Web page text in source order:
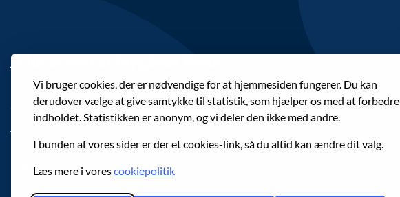
Vi bruger cookies, der er nødvendige for at hjemmesiden fungerer. Du kan
derudover vælge at give samtykke til statistik, som hjælper os med at forbedre
indholdet. Statistikken er anonym, og vi deler den ikke med andre.
I bunden af vores sider er der et cookies-link, så du altid kan ændre dit valg.
Læs mere i vorescookiepolitik
Ældrecentret Nygårds Plads
Nygårds Plads 30-32
2605 Brøndby
Telefon: 43 28 27 60
E-mail: